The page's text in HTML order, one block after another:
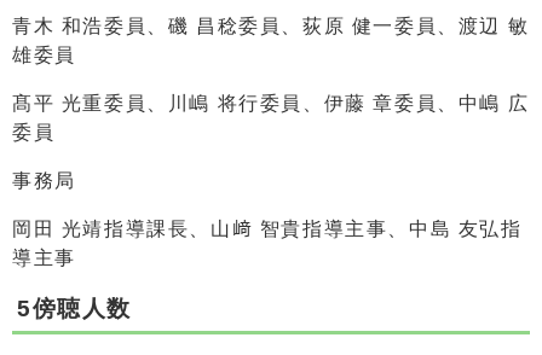
青木 和浩委員、磯 昌稔委員、荻原 健一委員、渡辺 敏
雄委員
髙平 光重委員、川嶋 将行委員、伊藤 章委員、中嶋 広
委員
事務局
岡田 光靖指導課長、山﨑 智貴指導主事、中島 友弘指
導主事
5傍聴人数